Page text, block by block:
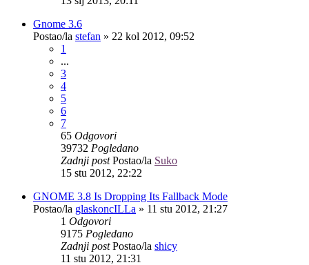
Gnome 3.6
Postao/la stefan » 22 kol 2012, 09:52
1
...
3
4
5
6
7
65 Odgovori
39732 Pogledano
Zadnji postPostao/la Suko
15 stu 2012, 22:22
GNOME 3.8 Is Dropping Its Fallback Mode
Postao/la glaskoncILLa » 11 stu 2012, 21:27
1 Odgovori
9175 Pogledano
Zadnji postPostao/la shicy
11 stu 2012, 21:31